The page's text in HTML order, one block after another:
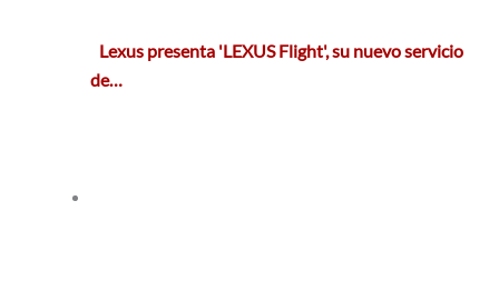
Lexus presenta 'LEXUS Flight', su nuevo servicio
de…